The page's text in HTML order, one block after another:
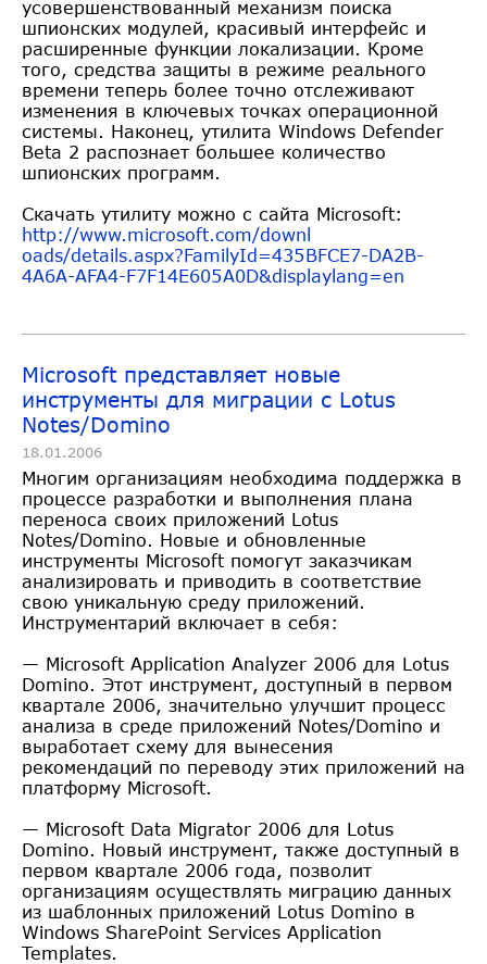
усовершенствованный механизм поиска
шпионских модулей, красивый интерфейс и
расширенные функции локализации. Кроме
того, средства защиты в режиме реального
времени теперь более точно отслеживают
изменения в ключевых точках операционной
системы. Наконец, утилита Windows Defender
Beta 2 распознает большее количество
шпионских программ.
Скачать утилиту можно с сайта Microsoft:
http://www.microsoft.com/downl
oads/details.aspx?FamilyId=435BFCE7-DA2B-
4A6A-AFA4-F7F14E605A0D&displaylang=en
Microsoft представляет новые
инструменты для миграции с Lotus
Notes/Domino
18.01.2006
Многим организациям необходима поддержка в
процессе разработки и выполнения плана
переноса своих приложений Lotus
Notes/Domino. Новые и обновленные
инструменты Microsoft помогут заказчикам
анализировать и приводить в соответствие
свою уникальную среду приложений.
Инструментарий включает в себя:
— Microsoft Application Analyzer 2006 для Lotus
Domino. Этот инструмент, доступный в первом
квартале 2006, значительно улучшит процесс
анализа в среде приложений Notes/Domino и
выработает схему для вынесения
рекомендаций по переводу этих приложений на
платформу Microsoft.
— Microsoft Data Migrator 2006 для Lotus
Domino. Новый инструмент, также доступный в
первом квартале 2006 года, позволит
организациям осуществлять миграцию данных
из шаблонных приложений Lotus Domino в
Windows SharePoint Services Application
Templates.